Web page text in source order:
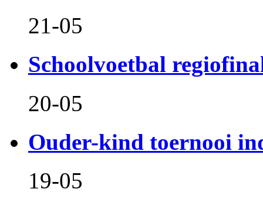
21-05
Schoolvoetbal
20-05
Ouder-kind toernooi
19-05